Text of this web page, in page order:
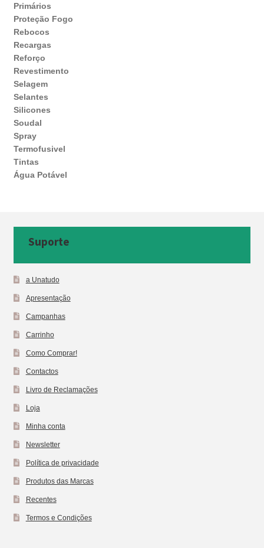
Primários
Proteção Fogo
Rebocos
Recargas
Reforço
Revestimento
Selagem
Selantes
Silicones
Soudal
Spray
Termofusivel
Tintas
Água Potável
Suporte
a Unatudo
Apresentação
Campanhas
Carrinho
Como Comprar!
Contactos
Livro de Reclamações
Loja
Minha conta
Newsletter
Política de privacidade
Produtos das Marcas
Recentes
Termos e Condições